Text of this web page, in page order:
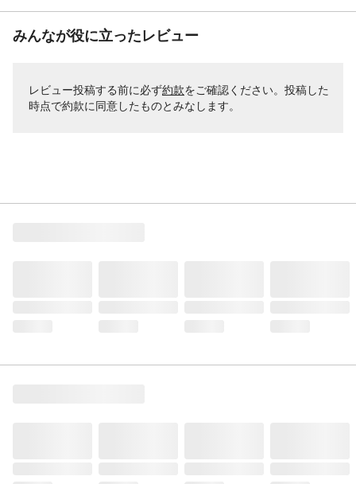
みんなが役に立ったレビュー
レビュー投稿する前に必ず約款をご確認ください。投稿した
時点で約款に同意したものとみなします。